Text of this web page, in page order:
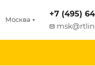
Москва
+7 (495)